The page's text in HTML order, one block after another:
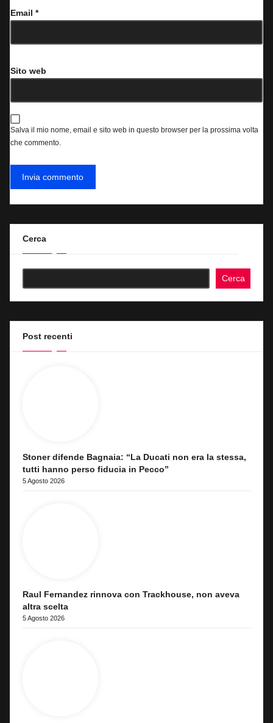
Email *
Sito web
Salva il mio nome, email e sito web in questo browser per la prossima volta
che commento.
Cerca
Cerca
Post recenti
Stoner difende Bagnaia: “La Ducati non era la stessa,
tutti hanno perso fiducia in Pecco”
5 Agosto 2026
Raul Fernandez rinnova con Trackhouse, non aveva
altra scelta
5 Agosto 2026